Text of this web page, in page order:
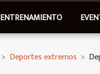
ENTRENAMIENTO
Deportes extremos